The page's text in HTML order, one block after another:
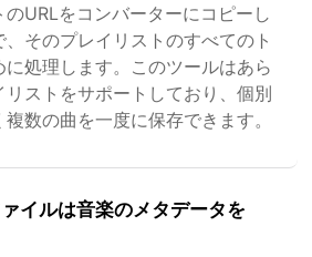
のURLをコンバーターにコピーし
そのプレイリストのすべてのト
処理します。このツールはあら
ストをサポートしており、個別
数の曲を一度に保存できます。
イルは音楽のメタデータを